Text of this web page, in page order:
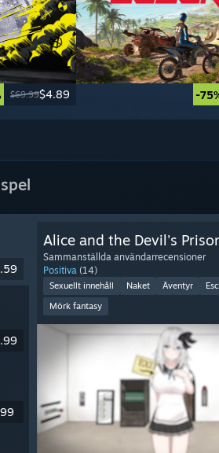
$69.99$4.89 -
Alice and the Devil's
Sammanställda användarrecensioner
Positiva (14)
Sexuellt innehåll Naket Äventyr
Mörk fantasy